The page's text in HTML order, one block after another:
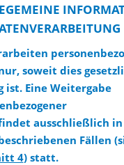
soweit dies
ist. Eine Weitergabe
ausschließlich in
Fällen
4) statt.